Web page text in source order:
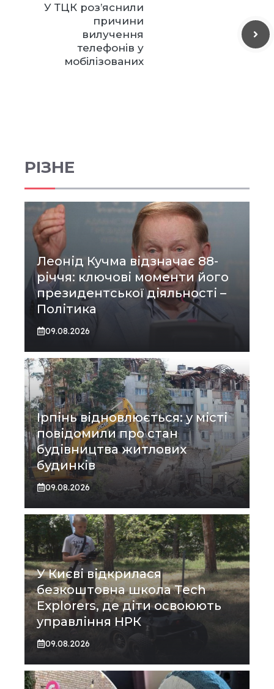
У ТЦК роз’яснили
причини
вилучення
телефонів у
мобілізованих
РІЗНЕ
Леонід Кучма відзначає 88-
річчя: ключові моменти його
президентської діяльності –
Політика
09.08.2026
Ірпінь відновлюється: у місті
повідомили про стан
будівництва житлових
будинків
09.08.2026
У Києві відкрилася
безкоштовна школа Tech
Explorers, де діти освоюють
управління НРК
09.08.2026